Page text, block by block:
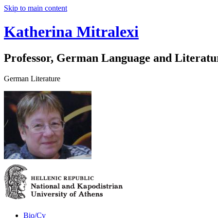
Skip to main content
Katherina Mitralexi
Professor, German Language and
German Literature
Bio/Cv